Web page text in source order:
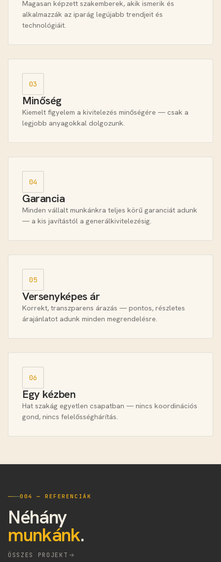
Magasan képzett szakemberek, akik ismerik és
alkalmazzák az iparág legújabb trendjeit és
technológiáit.
03
Minőség
Kiemelt figyelem a kivitelezés minőségére — csak a
legjobb anyagokkal dolgozunk.
04
Garancia
Minden vállalt munkánkra teljes körű garanciát adunk
— a kis javítástól a generálkivitelezésig.
05
Versenyképes ár
Korrekt, transzparens árazás — pontos, részletes
árajánlatot adunk minden megrendelésre.
06
Egy kézben
Hat szakág egyetlen csapatban — nincs koordinációs
gond, nincs felelősséghárítás.
004 — REFERENCIÁK
Néhány
munkánk.
ÖSSZES PROJEKT